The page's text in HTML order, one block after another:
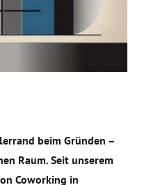
beim Gründen –
Raum. Seit unserem
Coworking in